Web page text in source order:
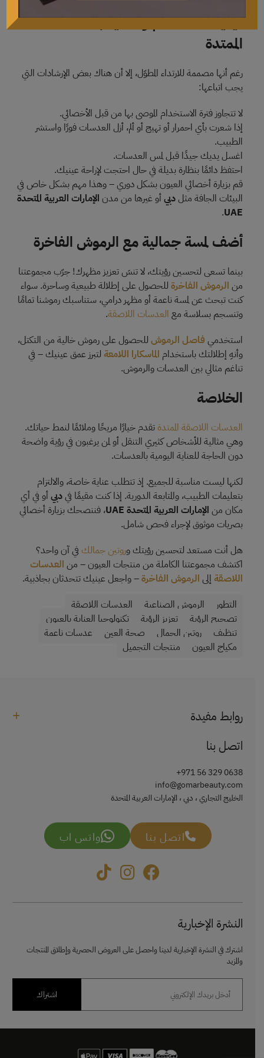
كيفية الاستخدام والعناية بالعدسات
الممتدة
رغم أنها مصممة للارتداء المطوّل، إلا أن هناك بعض الإرشادات التي
يجب اتباعها:
لا تتجاوز فترة الاستخدام الموصى بها من قبل الأخصائي.
إذا شعرت بأي احمرار أو تهيج أو ألم، أزل العدسات فورًا واستشر
الطبيب.
اغسل يديك جيدًا قبل لمس العدسات.
احتفظ دائمًا بنظارة بديلة في حال احتجت لإراحة عينيك.
قم بزيارة أخصائي العيون بشكل دوري – وهذا مهم بشكل خاص في
البيئات الجافة مثلدبيأو غيرها من مدن الإمارات العربية المتحدة
UAE
.
أضف لمسة جمالية مع الرموش الفاخرة
بينما تسعى لتحسين رؤيتك، لا تنسَ تعزيز مظهرك! جرّب مجموعتنا
من الرموش الفاخرةللحصول على إطلالة طبيعية وساحرة. سواء
كنت تبحث عن لمسة ناعمة أو مظهر درامي، ستناسبك رموشنا تمامًا
وتنسجم بسلاسة مع العدسات اللاصقة.
استخدمي فاصل الرموشللحصول على رموش خالية من التكتل،
وأنهِ إطلالتك باستخدام الماسكارا اللامعةلتبرز عمق عينيك – في
تناغم مثالي بين العدسات والرموش.
الخلاصة
العدسات اللاصقة الممتدة تقدم خيارًا مريحًا وملائمًا لنمط حياتك.
وهي مثالية للأشخاص كثيري التنقل أو لمن يرغبون في رؤية واضحة
دون الحاجة للعناية اليومية بالعدسات.
لكنها ليست مناسبة للجميع. إذ تتطلب عناية خاصة، والالتزام
بتعليمات الطبيب، والمتابعة الدورية. إذا كنت مقيمًا فيدبيأو في أي
مكان من الإمارات العربية المتحدة UAE
، فننصحك بزيارة أخصائي
بصريات موثوق لإجراء فحص شامل.
هل أنت مستعد لتحسين رؤيتك وروتين جمالكفي آن واحد؟
اكتشف مجموعتنا الكاملة من منتجات العيون – من العدسات
اللاصقةإلى الرموش الفاخرة– واجعل عينيك تتحدثان بجاذبية.
التطور
الرموش الصناعية
العدسات اللاصقة
تصحيح الرؤية
تعزيز الرؤية
تكنولوجيا العناية بالعيون
تنظيف
روتين الجمال صحة العين
عدسات ناعمة
مكياج العيون
منتجات التجميل
روابط مفيدة
اتصل بنا
+971 56 329 0638
info@gomarbeauty.com
الخليج التجاري ، دبي ، الإمارات العربية المتحدة
اتصل بنا واتس اب
النشرة الإخبارية
اشترك في النشرة الإخبارية لدينا واحصل على العروض الحصرية وإطلاق المنتجات
والمزيد
اشتراك